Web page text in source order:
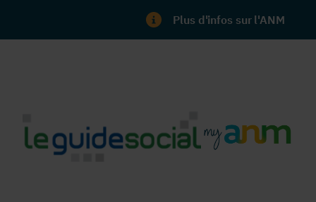
Plus d'infos sur l'ANM